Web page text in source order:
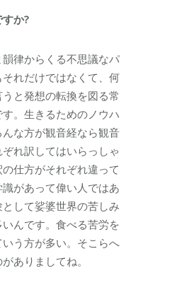
か?
律からくる不思議なパ
れだけではなくて、何
と発想の転換を図る常
。生きるためのノウハ
な方が観音経なら観音
れ訳してはいらっしゃ
仕方がそれぞれ違って
があって偉い人ではあ
して娑婆世界の苦しみ
んです。食べる苦労を
う方が多い。そこらへ
ありましてね。